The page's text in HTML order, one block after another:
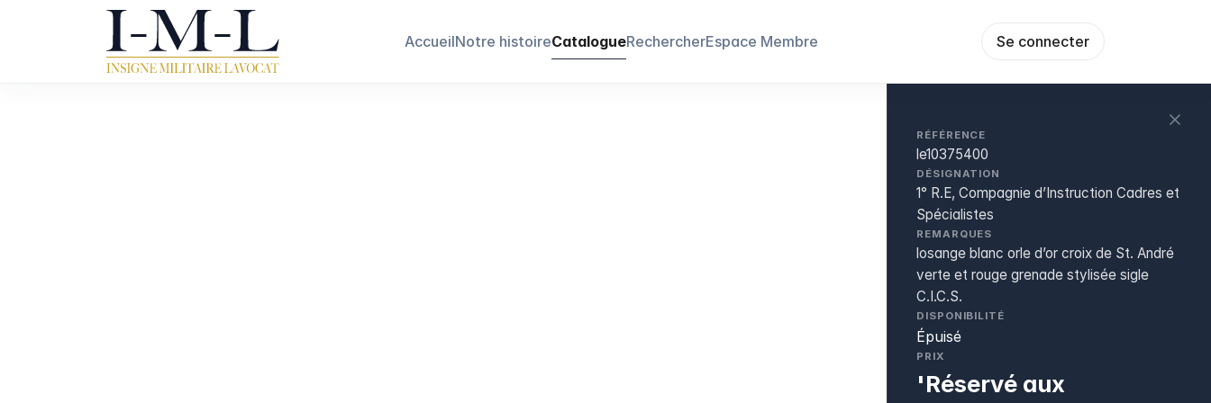
AccueilNotre histoireCatalogueRechercherEspace Membre Se connecter
RÉFÉRENCE
le10375400
DÉSIGNATION
1° R.E, Compagnie d’Instruction Cadres et
Spécialistes
REMARQUES
losange blanc orle d’or croix de St. André
verte et rouge grenade stylisée sigle
C.I.C.S.
DISPONIBILITÉ
Épuisé
PRIX
'Réservé aux